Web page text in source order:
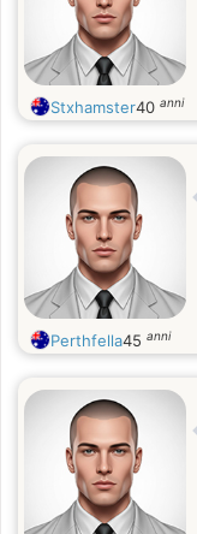
Stxhamster40 anni
Perthfella45 anni